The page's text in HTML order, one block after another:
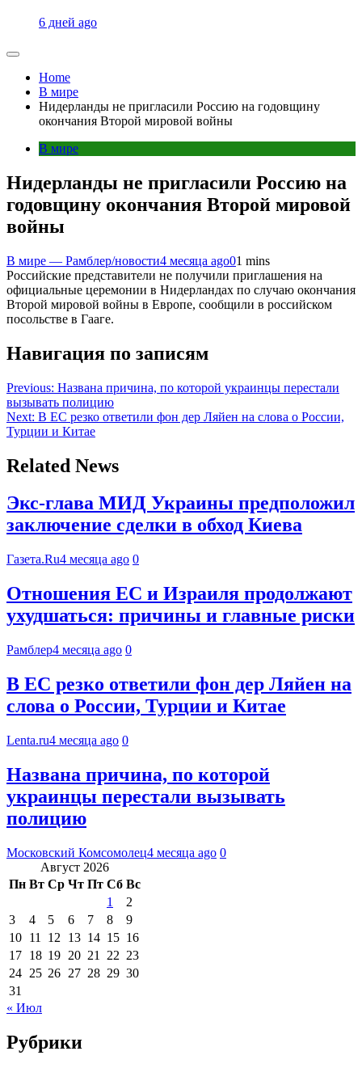
6 дней ago
Home
В мире
Нидерланды не пригласили Россию на годовщину
окончания Второй мировой войны
В мире
Нидерланды не пригласили Россию на
годовщину окончания Второй мировой
войны
В мире — Рамблер/новости4 месяца ago01 mins
Российские представители не получили приглашения на
официальные церемонии в Нидерландах по случаю окончания
Второй мировой войны в Европе, сообщили в российском
посольстве в Гааге.
Навигация по записям
Previous: Названа причина, по которой украинцы перестали
вызывать полицию
Next: В ЕС резко ответили фон дер Ляйен на слова о России,
Турции и Китае
Related News
Экс-глава МИД Украины предположил
заключение сделки в обход Киева
Газета.Ru4 месяца ago 0
Отношения ЕС и Израиля продолжают
ухудшаться: причины и главные риски
Рамблер4 месяца ago 0
В ЕС резко ответили фон дер Ляйен на
слова о России, Турции и Китае
Lenta.ru4 месяца ago 0
Названа причина, по которой
украинцы перестали вызывать
полицию
Московский Комсомолец4 месяца ago 0
Август 2026
Пн Вт Ср Чт Пт Сб Вс
1
2
3
4 5 6 7 8
9
10 11 12 13 14 15 16
17 18 19 20 21 22 23
24 25 26 27 28 29 30
31
« Июл
Рубрики